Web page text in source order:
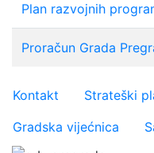
Plan razvojnih
Proračun Grada
Važniji
Kontakt Strateški
Gradska vijećnica